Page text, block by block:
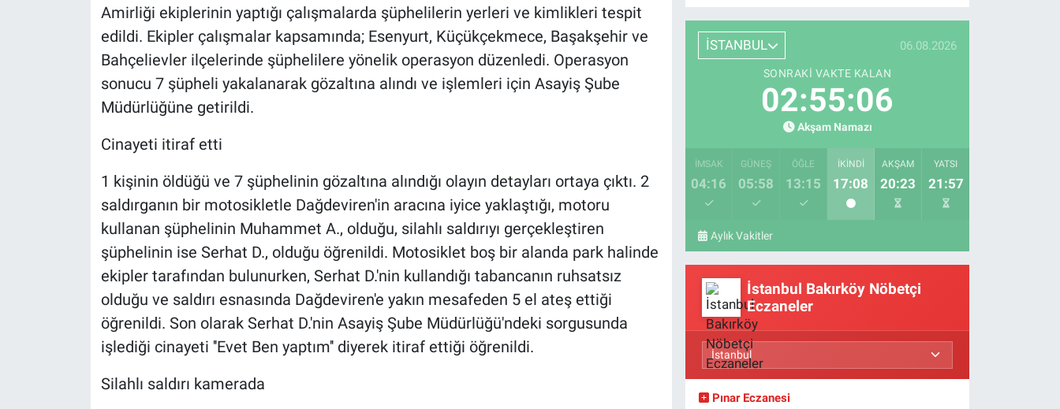
Amirliği ekiplerinin yaptığı çalışmalarda şüphelilerin yerleri ve kimlikleri tespit
edildi. Ekipler çalışmalar kapsamında; Esenyurt, Küçükçekmece, Başakşehir ve
Bahçelievler ilçelerinde şüphelilere yönelik operasyon düzenledi. Operasyon
sonucu 7 şüpheli yakalanarak gözaltına alındı ve işlemleri için Asayiş Şube
Müdürlüğüne getirildi.
Cinayeti itiraf etti
1 kişinin öldüğü ve 7 şüphelinin gözaltına alındığı olayın detayları ortaya çıktı. 2
saldırganın bir motosikletle Dağdeviren'in aracına iyice yaklaştığı, motoru
kullanan şüphelinin Muhammet A., olduğu, silahlı saldırıyı gerçekleştiren
şüphelinin ise Serhat D., olduğu öğrenildi. Motosiklet boş bir alanda park halinde
ekipler tarafından bulunurken, Serhat D.'nin kullandığı tabancanın ruhsatsız
olduğu ve saldırı esnasında Dağdeviren'e yakın mesafeden 5 el ateş ettiği
öğrenildi. Son olarak Serhat D.'nin Asayiş Şube Müdürlüğü'ndeki sorgusunda
işlediği cinayeti ''Evet Ben yaptım'' diyerek itiraf ettiği öğrenildi.
Silahlı saldırı kamerada
İSTANBUL 06.08.2026
SONRAKI VAKTE KALAN
02:55:05
Akşam Namazı
İMSAK
04:16
GÜNEŞ
05:58
ÖĞLE
13:15
İKINDI
17:08
AKŞAM
20:23
YATSI
21:57
Aylık Vakitler
İstanbul Bakırköy Nöbetçi
Eczaneler
Pınar Eczanesi